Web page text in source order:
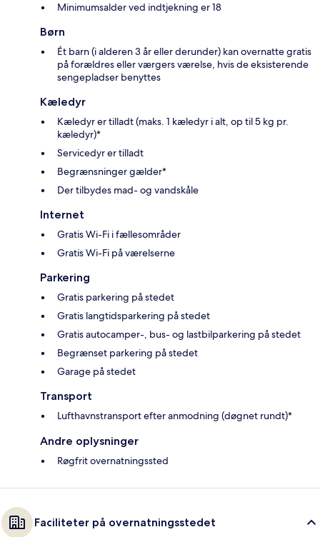
Minimumsalder ved indtjekning er 18
Børn
Ét barn (i alderen 3 år eller derunder) kan overnatte gratis
på forældres eller værgers værelse, hvis de eksisterende
sengepladser benyttes
Kæledyr
Kæledyr er tilladt (maks. 1 kæledyr i alt, op til 5 kg pr.
kæledyr)*
Servicedyr er tilladt
Begrænsninger gælder*
Der tilbydes mad- og vandskåle
Internet
Gratis Wi-Fi i fællesområder
Gratis Wi-Fi på værelserne
Parkering
Gratis parkering på stedet
Gratis langtidsparkering på stedet
Gratis autocamper-, bus- og lastbilparkering på stedet
Begrænset parkering på stedet
Garage på stedet
Transport
Lufthavnstransport efter anmodning (døgnet rundt)*
Andre oplysninger
Røgfrit overnatningssted
Faciliteter på overnatningsstedet